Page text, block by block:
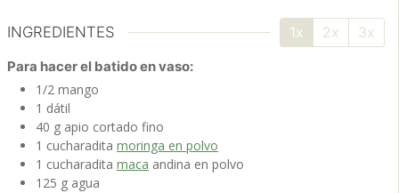
INGREDIENTES 1x 2x 3x
Para hacer el batido en vaso:
1/2 mango
1 dátil
40 g apio cortado fino
1 cucharadita moringa en polvo
1 cucharadita maca andina en polvo
125 g agua